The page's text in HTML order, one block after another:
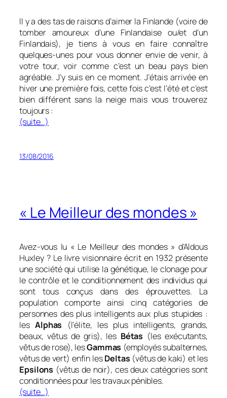
Il y a des tas de raisons d’aimer la Finlande (voire de
tomber amoureux d’une Finlandaise ou/et d’un
Finlandais), je tiens à vous en faire connaître
quelques-unes pour vous donner envie de venir, à
votre tour, voir comme c’est un beau pays bien
agréable. J’y suis en ce moment. J’étais arrivée en
hiver une première fois, cette fois c’est l’été et c’est
bien différent sans la neige mais vous trouverez
toujours :
(suite…)
13/08/2016
« Le Meilleur des mondes »
Avez-vous lu « Le Meilleur des mondes» d’Aldous
Huxley ? Le livre visionnaire écrit en 1932 présente
une société qui utilise la génétique, le clonage pour
le contrôle et le conditionnement des individus qui
sont tous conçus dans des éprouvettes. La
population comporte ainsi cinq catégories de
personnes des plus intelligents aux plus stupides :
les Alphas (l’élite, les plus intelligents, grands,
beaux, vêtus de gris), les Bétas (les exécutants,
vêtus de rose), lesGammas (employés subalternes,
vêtus de vert) enfin lesDeltas (vêtus de kaki) et les
Epsilons (vêtus de noir), ces deux catégories sont
conditionnées pour les travaux pénibles.
(suite…)